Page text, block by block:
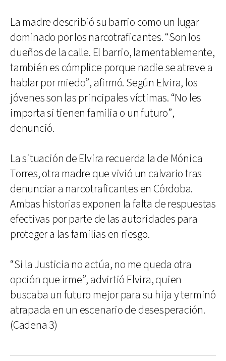
La madre describió su barrio como un lugar
dominado por los narcotraficantes. “Son los
dueños de la calle. El barrio, lamentablemente,
también es cómplice porque nadie se atreve a
hablar por miedo”, afirmó. Según Elvira, los
jóvenes son las principales víctimas. “No les
importa si tienen familia o un futuro”,
denunció.
La situación de Elvira recuerda la de Mónica
Torres, otra madre que vivió un calvario tras
denunciar a narcotraficantes en Córdoba.
Ambas historias exponen la falta de respuestas
efectivas por parte de las autoridades para
proteger a las familias en riesgo.
“Si la Justicia no actúa, no me queda otra
opción que irme”, advirtió Elvira, quien
buscaba un futuro mejor para su hija y terminó
atrapada en un escenario de desesperación.
(Cadena 3)